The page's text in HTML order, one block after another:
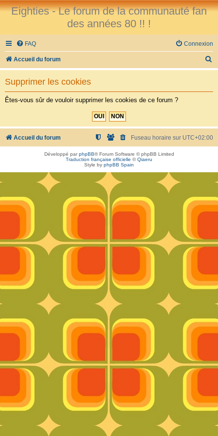
Eighties - Le forum de la communauté fan
des années 80 !! !
FAQ Connexion
Accueil du forum
e
h
r
Supprimer les cookies
Êtes-vous sûr de vouloir supprimer les cookies de ce forum ?
Accueil du forum Fuseau horaire sur UTC+02:00
Développé parphpBB® Forum Software © phpBB Limited
Traduction française officielle ©Qiaeru
Style by phpBB Spain